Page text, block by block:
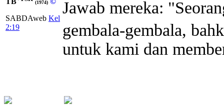
(1974)
SABDAweb Kel
2:19
Jawab mereka:
gembala-gembala,
untuk kami dan